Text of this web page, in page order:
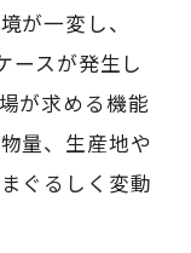
が一変し、
ースが発生し
が求める機能
量、生産地や
ぐるしく変動